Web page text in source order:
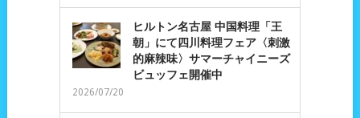
ヒルトン名古屋 中国料理「王
朝」にて四川料理フェア〈刺激
的麻辣味〉サマーチャイニーズ
ビュッフェ開催中
2026/07/20